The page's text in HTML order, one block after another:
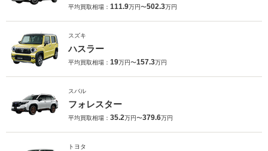
平均買取相場： 111.9万円〜502.3万円
スズキ
ハスラー
平均買取相場： 19万円〜157.3万円
スバル
フォレスター
平均買取相場： 35.2万円〜379.6万円
トヨタ